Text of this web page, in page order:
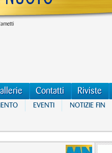
Contatti Riviste
EVENTI NOTIZIE FIN